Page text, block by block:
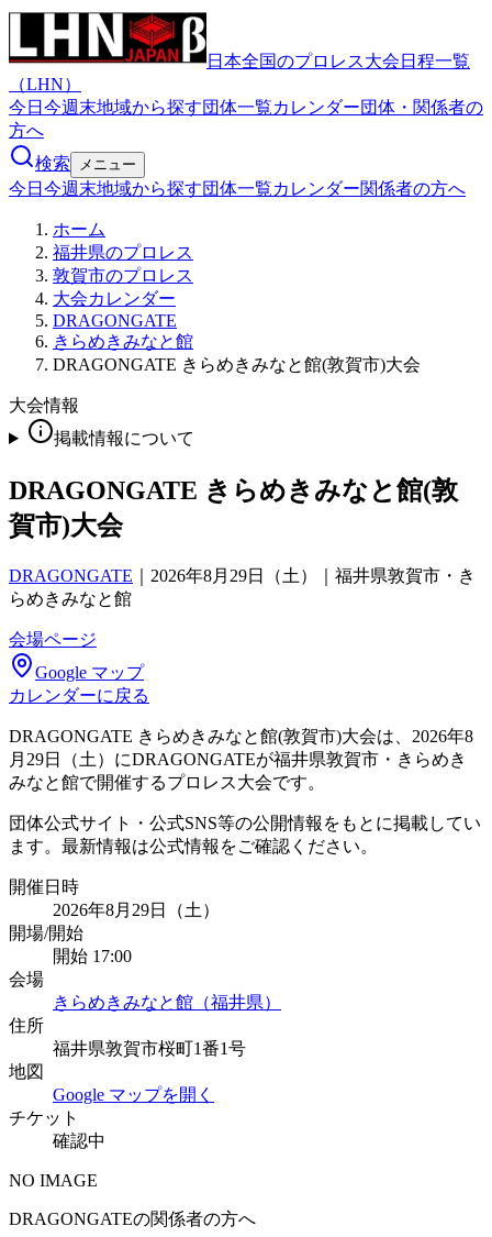
日本全国のプロレス大会日程一覧
（LHN）
今日 今週末地域から探す団体一覧カレンダー団体・関係者の
方へ
検索
メニュー
今日 今週末地域から探す団体一覧カレンダー関係者の方へ
ホーム
福井県のプロレス
敦賀市のプロレス
大会カレンダー
DRAGONGATE
きらめきみなと館
DRAGONGATE きらめきみなと館(敦賀市)大会
大会情報
掲載情報について
DRAGONGATE きらめきみなと館(敦
賀市)大会
DRAGONGATE
2026年8月29日（土）｜福井県敦賀市・き
らめきみなと館
会場ページ
Google マップ
カレンダーに戻る
DRAGONGATE きらめきみなと館(敦賀市)大会は、2026年8
月29日（土）にDRAGONGATEが福井県敦賀市・きらめき
みなと館で開催するプロレス大会です。
団体公式サイト・公式SNS等の公開情報をもとに掲載してい
ます。最新情報は公式情報をご確認ください。
開催日時
2026年8月29日（土）
開場/開始
開始 17:00
会場
きらめきみなと館（福井県）
住所
福井県敦賀市桜町1番1号
地図
Google マップを開く
チケット
確認中
NO IMAGE
DRAGONGATEの関係者の方へ